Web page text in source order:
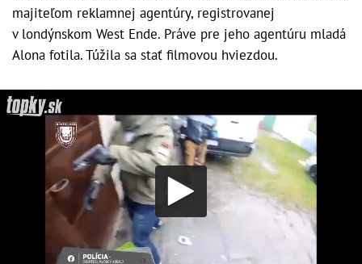
majiteľom reklamnej agentúry, registrovanej
v londýnskom West Ende. Práve pre jeho agentúru mladá
Alona fotila. Túžila sa stať filmovou hviezdou.